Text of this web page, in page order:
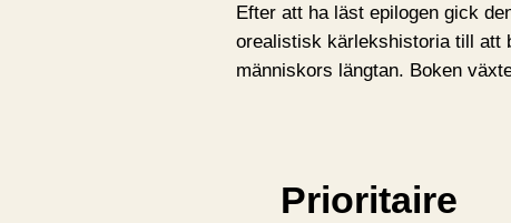
Efter att ha läst epilogen gick
orealistisk kärlekshistoria till att
människors längtan. Boken
Prioritaire